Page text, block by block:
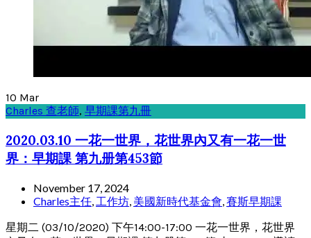
10 Mar
Charles 查老師, 早期課第九冊
2020.03.10 一花一世界，花世界內又有一花一世
界：早期課 第九册第453節
November 17, 2024
Charles主任 工作坊 美國新時代基金會 賽斯早期課
星期二 (03/10/2020) 下午14:00-17:00 一花一世界，花世界